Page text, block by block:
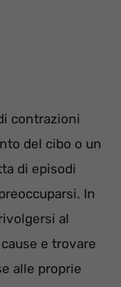
contrazioni
del cibo o un
di episodi
In
al
e trovare
alle proprie